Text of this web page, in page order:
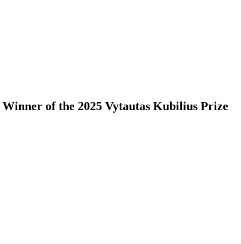
of the 2025 Vytautas Kubilius Prize